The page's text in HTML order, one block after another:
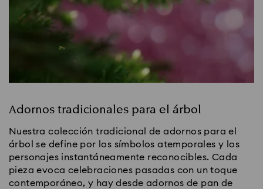
Adornos tradicionales para el árbol
Nuestra colección tradicional de adornos para el
árbol se define por los símbolos atemporales y los
personajes instantáneamente reconocibles. Cada
pieza evoca celebraciones pasadas con un toque
contemporáneo, y hay desde adornos de pan de